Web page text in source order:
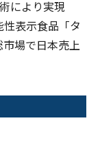
により実現
表示食品「タ
場で日本売上